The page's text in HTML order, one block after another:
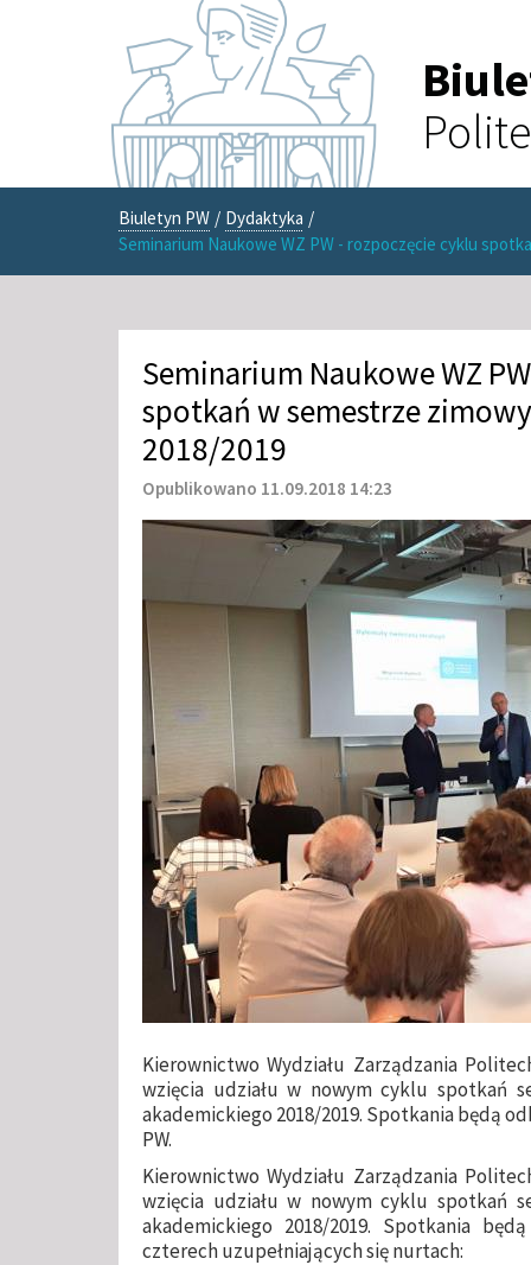
Biuletyn PW / Dydaktyka /
Seminarium Naukowe WZ PW - rozpoczęcie cyklu
Seminarium Naukowe WZ
spotkań w semestrze
2018/2019
Opublikowano 11.09.2018 14:23
Kierownictwo Wydziału Zarządzania
wzięcia udziału w nowym cyklu spotkań
akademickiego 2018/2019. Spotkania będą
PW.
Kierownictwo Wydziału Zarządzania
wzięcia udziału w nowym cyklu spotkań
akademickiego 2018/2019. Spotkania
czterech uzupełniających się nurtach: